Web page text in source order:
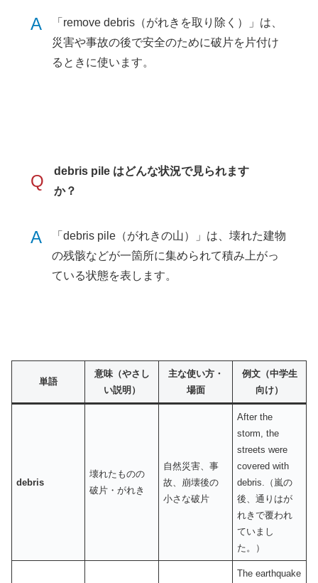
A
「remove debris（がれきを取り除く）」は、
災害や事故の後で安全のために破片を片付け
るときに使います。
Q
debris pile はどんな状況で見られます
か？
A
「debris pile（がれきの山）」は、壊れた建物
の残骸などが一箇所に集められて積み上がっ
ている状態を表します。
単語
意味（やさし
い説明）
主な使い方・
場面
例文（中学生
向け）
debris
壊れたものの
破片・がれき
自然災害、事
故、崩壊後の
小さな破片
After the
storm, the
streets were
covered with
debris.（嵐の
後、通りはが
れきで覆われ
ていまし
た。）
The earthquake